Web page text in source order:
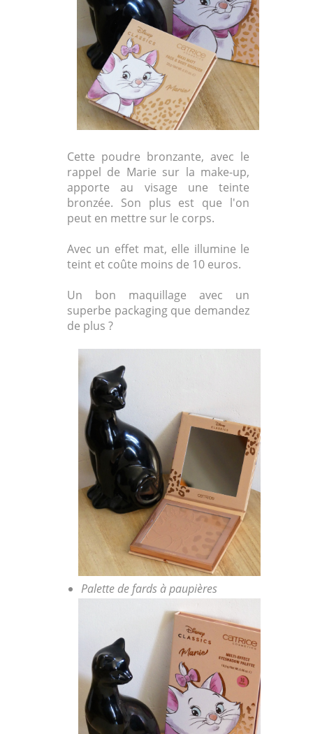
Cette poudre bronzante, avec le
rappel de Marie sur la make-up,
apporte au visage une teinte
bronzée. Son plus est que l'on
peut en mettre sur le corps.
Avec un effet mat, elle illumine le
teint et coûte moins de 10 euros.
Un bon maquillage avec un
superbe packaging que demandez
de plus ?
Palette de fards à paupières